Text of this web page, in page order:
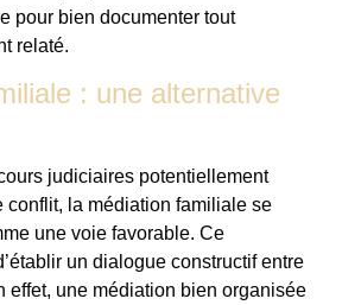
pour bien documenter tout
relaté.
: une alternative
judiciaires potentiellement
conflit, la médiation familiale se
une voie favorable. Ce
un dialogue constructif entre
effet, une médiation bien organisée